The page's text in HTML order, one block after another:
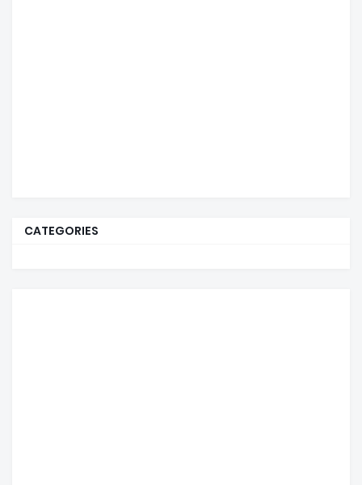
CATEGORIES